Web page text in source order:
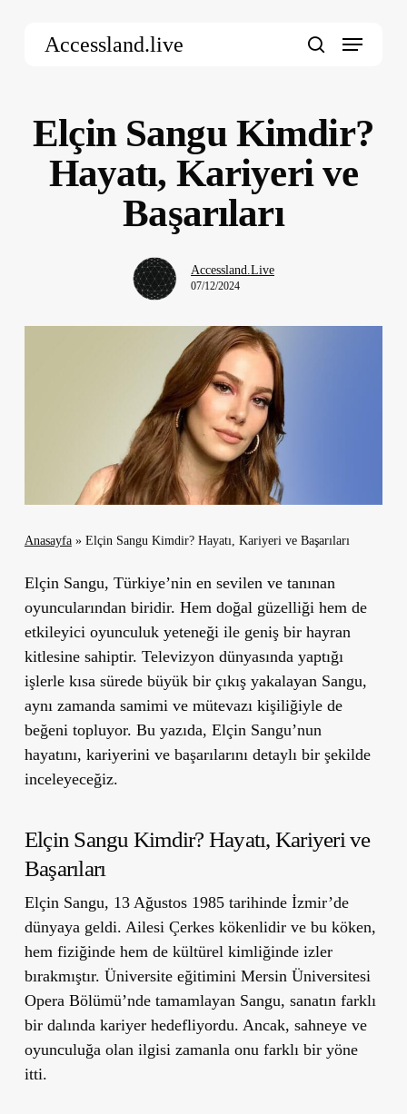
Accessland.live Menu
Elçin Sangu Kimdir?
Hayatı, Kariyeri ve
Başarıları
Accessland.Live
07/12/2024
Anasayfa» Elçin Sangu Kimdir? Hayatı, Kariyeri ve Başarıları
Elçin Sangu, Türkiye’nin en sevilen ve tanınan
oyuncularından biridir. Hem doğal güzelliği hem de
etkileyici oyunculuk yeteneği ile geniş bir hayran
kitlesine sahiptir. Televizyon dünyasında yaptığı
işlerle kısa sürede büyük bir çıkış yakalayan Sangu,
aynı zamanda samimi ve mütevazı kişiliğiyle de
beğeni topluyor. Bu yazıda, Elçin Sangu’nun
hayatını, kariyerini ve başarılarını detaylı bir şekilde
inceleyeceğiz.
Elçin Sangu Kimdir? Hayatı, Kariyeri ve
Başarıları
Elçin Sangu, 13 Ağustos 1985 tarihinde İzmir’de
dünyaya geldi. Ailesi Çerkes kökenlidir ve bu köken,
hem fiziğinde hem de kültürel kimliğinde izler
bırakmıştır. Üniversite eğitimini Mersin Üniversitesi
Opera Bölümü’nde tamamlayan Sangu, sanatın farklı
bir dalında kariyer hedefliyordu. Ancak, sahneye ve
oyunculuğa olan ilgisi zamanla onu farklı bir yöne
itti.